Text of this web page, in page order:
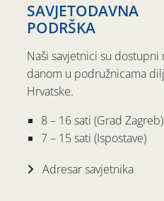
SAVJETODAVNA
PODRŠKA
Naši savjetnici su dostupni
danom u podružnicama
Hrvatske.
8 – 16 sati (Grad Zagreb)
7 – 15 sati (Ispostave)
Adresar savjetnika